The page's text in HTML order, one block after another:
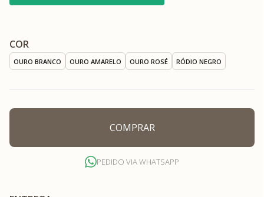
COR
OURO BRANCO OURO AMARELO OURO ROSÉ RÓDIO NEGRO
COMPRAR
PEDIDO VIA WHATSAPP